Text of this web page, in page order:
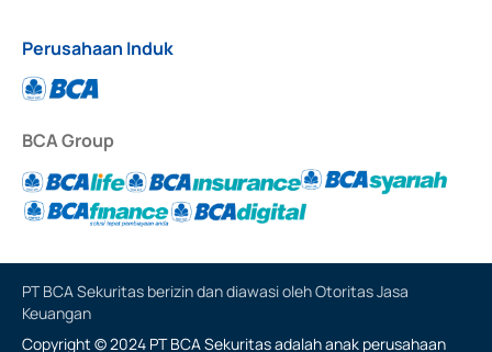
Perusahaan Induk
BCA Group
PT BCA Sekuritas berizin dan diawasi oleh Otoritas Jasa
Keuangan
Copyright © 2024 PT BCA Sekuritas adalah anak perusahaan